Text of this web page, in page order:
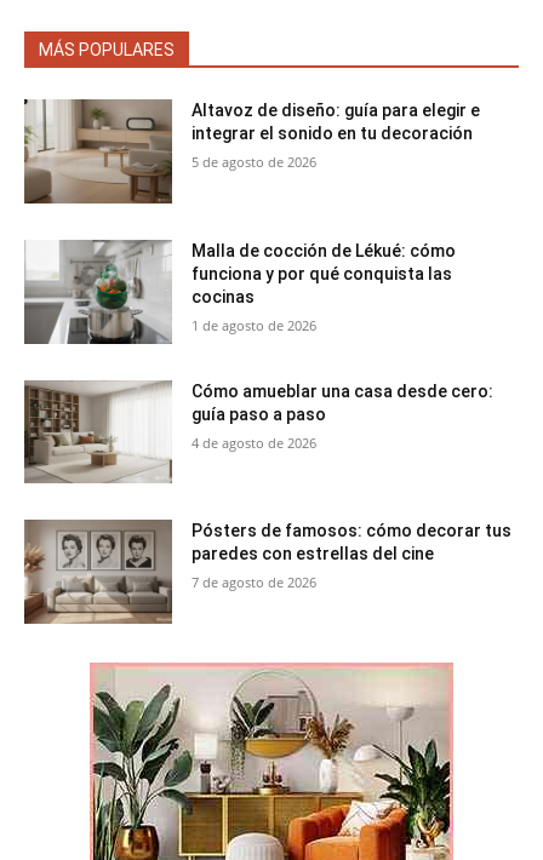
MÁS POPULARES
Altavoz de diseño: guía para elegir e
integrar el sonido en tu decoración
5 de agosto de 2026
Malla de cocción de Lékué: cómo
funciona y por qué conquista las
cocinas
1 de agosto de 2026
Cómo amueblar una casa desde cero:
guía paso a paso
4 de agosto de 2026
Pósters de famosos: cómo decorar tus
paredes con estrellas del cine
7 de agosto de 2026